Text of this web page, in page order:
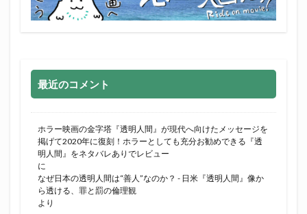
最近のコメント
ホラー映画の金字塔『透明人間』が現代へ向けたメッセージを
掲げて2020年に復刻！ホラーとしても充分お勧めできる『透
明人間』をネタバレありでレビュー
に
なぜ日本の透明人間は“善人”なのか？ - 日米『透明人間』像か
ら透ける、罪と罰の倫理観
より